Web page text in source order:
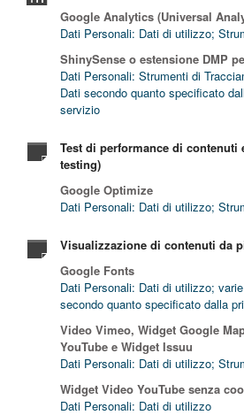
Google Analytics (Universal
Dati Personali: Dati di utilizzo;
ShinySense o estensione DMP
Dati Personali: Strumenti di
Dati secondo quanto specificato
servizio
Test di performance di contenuti
testing)
Google Optimize
Dati Personali: Dati di utilizzo;
Visualizzazione di contenuti da
Google Fonts
Dati Personali: Dati di utilizzo;
secondo quanto specificato dalla
Video Vimeo, Widget Google
YouTube e Widget Issuu
Dati Personali: Dati di utilizzo;
Widget Video YouTube senza
Dati Personali: Dati di utilizzo